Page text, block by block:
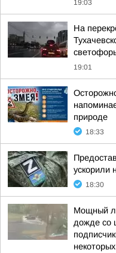
19:03
На
19:01
природе
18:33
ускорили
18:30
Мощный
дожде со